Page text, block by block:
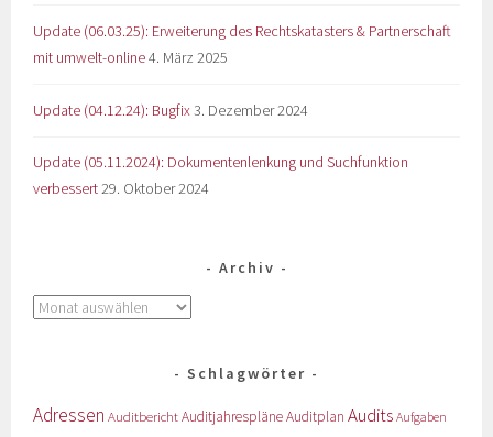
Update (06.03.25): Erweiterung des Rechtskatasters & Partnerschaft
mit umwelt-online4. März 2025
Update (04.12.24): Bugfix 3. Dezember 2024
Update (05.11.2024): Dokumentenlenkung und Suchfunktion
verbessert29. Oktober 2024
Archiv
Schlagwörter
Adressen AuditberichtAuditjahrespläneAuditplan Audits Aufgaben